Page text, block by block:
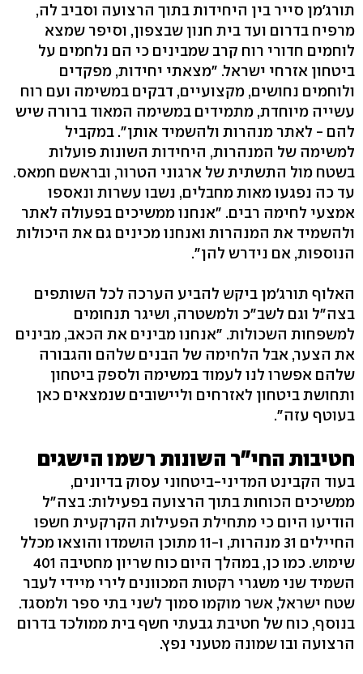
תורג'מן סייר בין היחידות בתוך הרצועה וסביב לה,
מרפיח בדרום ועד בית חנון שבצפון, וסיפר שמצא
לוחמים חדורי רוח קרב שמבינים כי הם נלחמים על
ביטחון אזרחי ישראל. "מצאתי יחידות, מפקדים
ולוחמים נחושים, מקצועיים, דבקים במשימה ועם רוח
עשייה מיוחדת, מתמידים במשימה המאוד ברורה שיש
להם - לאתר מנהרות ולהשמיד אותן". במקביל
למשימה של המנהרות, היחידות השונות פועלות
בשטח מול התשתית של ארגוני הטרור, ובראשם חמאס.
עד כה נפגעו מאות מחבלים, נשבו עשרות ונאספו
אמצעי לחימה רבים. "אנחנו ממשיכים בפעולה לאתר
ולהשמיד את המנהרות ואנחנו מכינים גם את היכולות
הנוספות, אם נידרש להן".
האלוף תורג'מן ביקש להביע הערכה לכל השותפים
בצה"ל וגם לשב"כ ולמשטרה, ושיגר תנחומים
למשפחות השכולות. "אנחנו מבינים את הכאב, מבינים
את הצער, אבל הלחימה של הבנים שלהם והגבורה
שלהם אפשרו לנו לעמוד במשימה ולספק ביטחון
ותחושת ביטחון לאזרחים וליישובים שנמצאים כאן
בעוטף עזה".
חטיבות החי"ר השונות רשמו הישגים
בעוד הקבינט המדיני-ביטחוני עסוק בדיונים,
ממשיכים הכוחות בתוך הרצועה בפעילות: בצה"ל
הודיעו היום כי מתחילת הפעילות הקרקעית חשפו
החיילים 31 מנהרות, ו-11 מתוכן הושמדו והוצאו מכלל
שימוש. כמו כן, במהלך היום כוח שריון מחטיבה 401
השמיד שני משגרי רקטות המכוונים לירי מיידי לעבר
שטח ישראל, אשר מוקמו סמוך לשני בתי ספר ולמסגד.
בנוסף, כוח של חטיבת גבעתי חשף בית ממולכד בדרום
הרצועה ובו שמונה מטעני נפץ.